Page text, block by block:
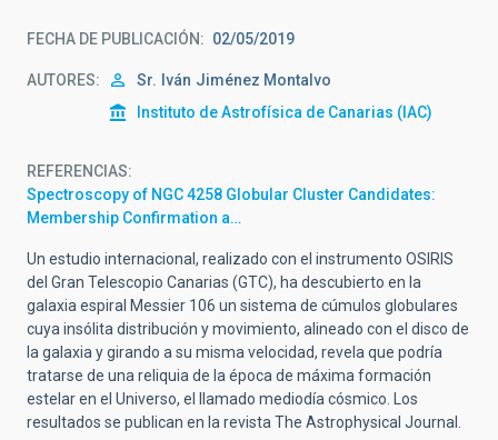
FECHA DE PUBLICACIÓN 02/05/2019
AUTORES Sr. Iván Jiménez Montalvo
Instituto de Astrofísica de Canarias (IAC)
REFERENCIAS
Spectroscopy of NGC 4258 Globular Cluster Candidates:
Membership Confirmation a…
Un estudio internacional, realizado con el instrumento OSIRIS
del Gran Telescopio Canarias (GTC), ha descubierto en la
galaxia espiral Messier 106 un sistema de cúmulos globulares
cuya insólita distribución y movimiento, alineado con el disco de
la galaxia y girando a su misma velocidad, revela que podría
tratarse de una reliquia de la época de máxima formación
estelar en el Universo, el llamado mediodía cósmico. Los
resultados se publican en la revista The Astrophysical Journal.